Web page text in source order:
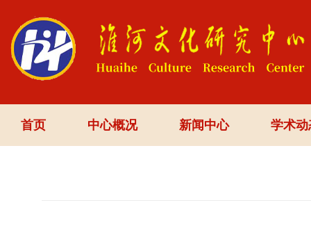
首页 中心概况 新闻中心 学术动